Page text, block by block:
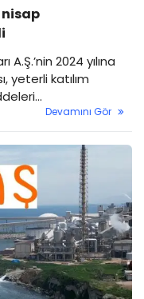
nisap
2024 yılına
yeterli katılım
Devamını Gör